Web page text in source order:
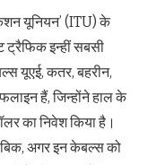
यूनियन’ (ITU) के
ट्रैफिक इन्हीं सबसी
यूएई, कतर, बहरीन,
हैं, जिन्होंने हाल के
का निवेश किया है।
अगर इन केबल्स को